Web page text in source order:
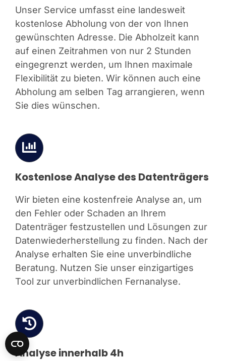
Unser Service umfasst eine landesweit
kostenlose Abholung von der von Ihnen
gewünschten Adresse. Die Abholzeit kann
auf einen Zeitrahmen von nur 2 Stunden
eingegrenzt werden, um Ihnen maximale
Flexibilität zu bieten. Wir können auch eine
Abholung am selben Tag arrangieren, wenn
Sie dies wünschen.
Kostenlose Analyse des Datenträgers
Wir bieten eine kostenfreie Analyse an, um
den Fehler oder Schaden an Ihrem
Datenträger festzustellen und Lösungen zur
Datenwiederherstellung zu finden. Nach der
Analyse erhalten Sie eine unverbindliche
Beratung. Nutzen Sie unser einzigartiges
Tool zur unverbindlichen Fernanalyse.
Analyse innerhalb 4h